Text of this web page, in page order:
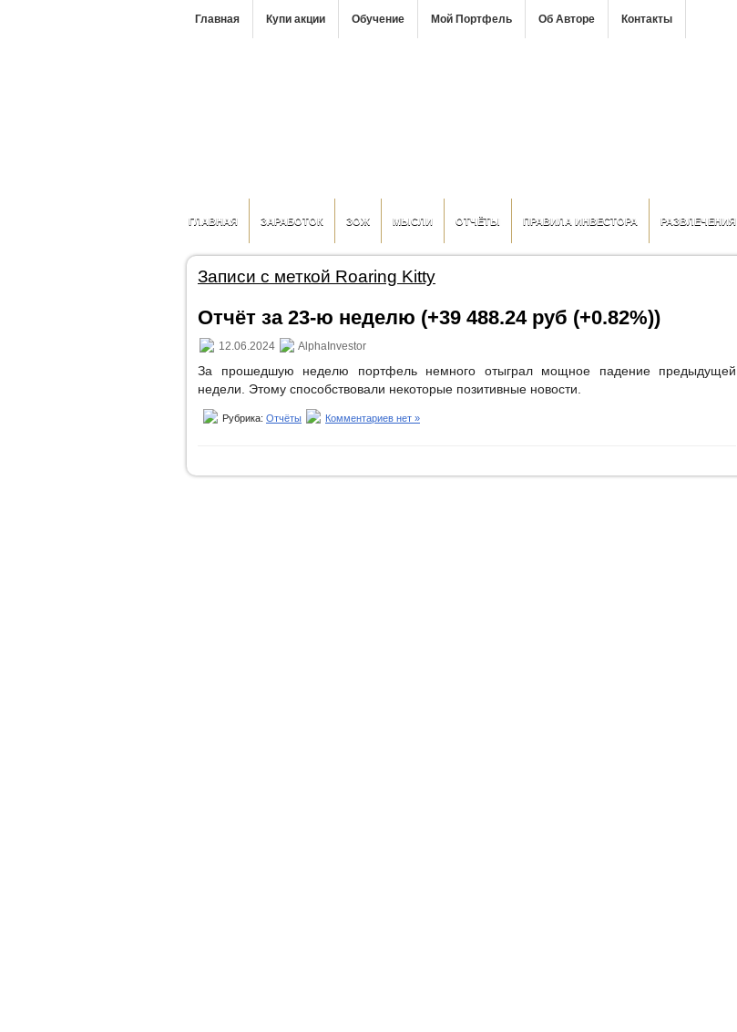
Главная Купи акции Обучение Мой Портфель Об Авторе Контакты
ГЛАВНАЯ ЗАРАБОТОК ЗОЖ МЫСЛИ ОТЧЁТЫ ПРАВИЛА ИНВЕСТОРА РАЗВЛЕЧЕНИЯ
Записи с меткой Roaring Kitty
Отчёт за 23-ю неделю (+39 488.24 руб (+0.82%))
12.06.2024 AlphaInvestor
За прошедшую неделю портфель немного отыграл мощное падение предыдущей
недели. Этому способствовали некоторые позитивные новости.
Рубрика: Отчёты Комментариев нет »